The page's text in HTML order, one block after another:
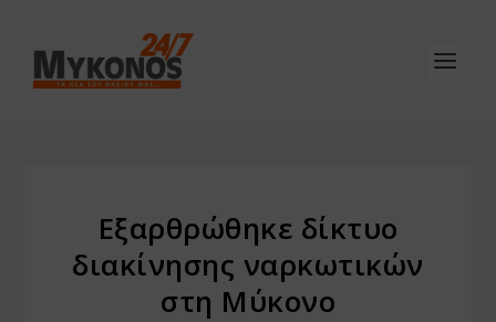
Εξαρθρώθηκε δίκτυο
διακίνησης ναρκωτικών
στη Μύκονο